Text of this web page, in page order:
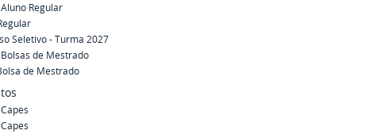
Regular
Seletivo - Turma 2027
de Mestrado
de Mestrado